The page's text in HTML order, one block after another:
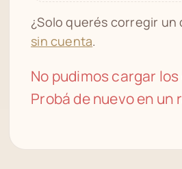
¿Solo querés corregir un
sin cuenta.
No pudimos cargar
Probá de nuevo en un